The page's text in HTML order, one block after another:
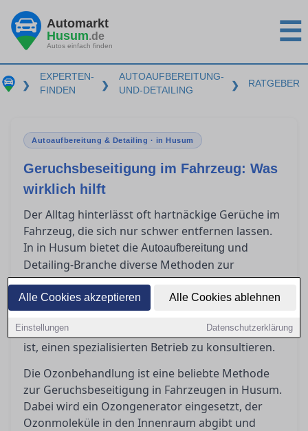
Alle Cookies akzeptieren Alle Cookies ablehnen
Einstellungen Datenschutzerklärung
Automarkt
Husum.de
Autos einfach finden ☰
❯
EXPERTEN-
FINDEN
❯
AUTOAUFBEREITUNG-
UND-DETAILING
❯ RATGEBER
Autoaufbereitung & Detailing · in Husum
Geruchsbeseitigung im Fahrzeug: Was
wirklich hilft
Der Alltag hinterlässt oft hartnäckige Gerüche im
Fahrzeug, die sich nur schwer entfernen lassen.
In in Husum bietet die Autoaufbereitung und
Detailing-Branche diverse Methoden zur
Geruchsbeseitigung an. Dieser Ratgeber gibt
einen Überblick über effektive Verfahren wie
Ozonbehandlungen, Aktivkohleeinsätze und
Tiefenreinigungen und erklärt, wann es sinnvoll
ist, einen spezialisierten Betrieb zu konsultieren.
Die Ozonbehandlung ist eine beliebte Methode
zur Geruchsbeseitigung in Fahrzeugen in Husum.
Dabei wird ein Ozongenerator eingesetzt, der
Ozonmoleküle in den Innenraum abgibt und